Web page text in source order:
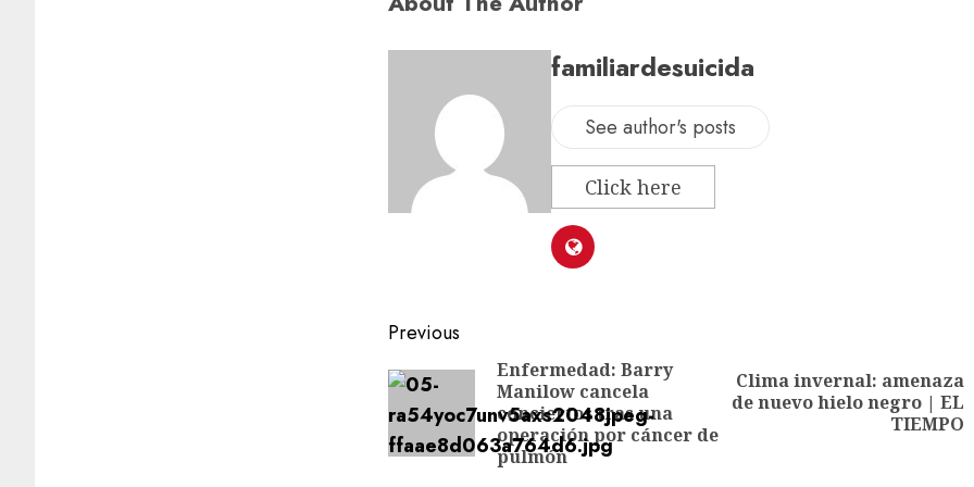
familiardesuicida
See author's posts
Click here
Previous
Enfermedad: Barry
Manilow cancela
conciertos tras una
operación por cáncer de
pulmón
Clima invernal: amenaza
de nuevo hielo negro | EL
TIEMPO